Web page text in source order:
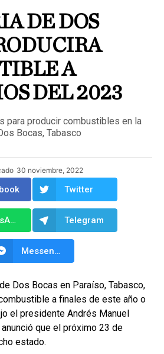
DE DOS
A
DEL 2023
para producir combustibles en la
Bocas, Tabasco
30 noviembre, 2022
Twitter
WhatsApp Telegram
Messenger
Dos Bocas en Paraíso, Tabasco,
a finales de este año o
el presidente Andrés Manuel
que el próximo 23 de
estado.